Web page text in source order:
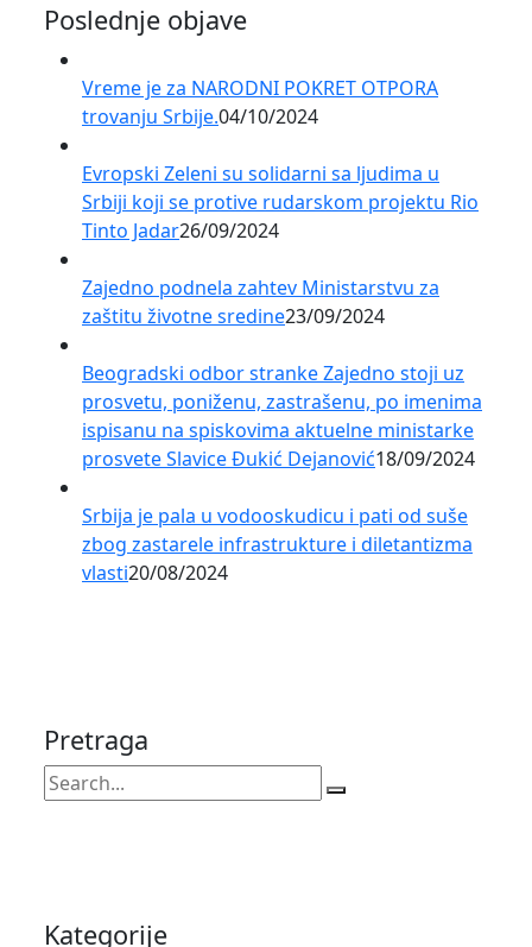
Poslednje objave
Vreme je za NARODNI POKRET OTPORA
trovanju Srbije.04/10/2024
Evropski Zeleni su solidarni sa ljudima u
Srbiji koji se protive rudarskom projektu Rio
Tinto Jadar26/09/2024
Zajedno podnela zahtev Ministarstvu za
zaštitu životne sredine23/09/2024
Beogradski odbor stranke Zajedno stoji uz
prosvetu, poniženu, zastrašenu, po imenima
ispisanu na spiskovima aktuelne ministarke
prosvete Slavice Đukić Dejanović18/09/2024
Srbija je pala u vodooskudicu i pati od suše
zbog zastarele infrastrukture i diletantizma
vlasti20/08/2024
Pretraga
Kategorije